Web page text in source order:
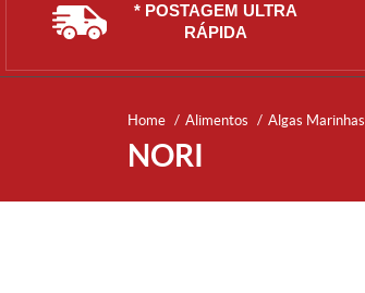
* POSTAGEM ULTRA
RÁPIDA
Home Alimentos Algas Marinhas
NORI